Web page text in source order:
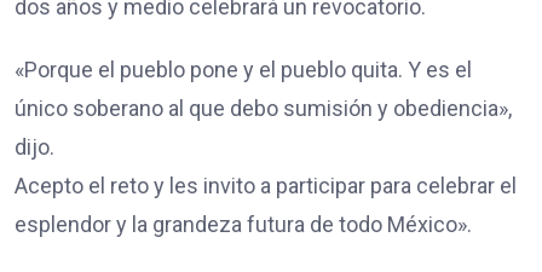
dos años y medio celebrará un revocatorio.
«Porque el pueblo pone y el pueblo quita. Y es el
único soberano al que debo sumisión y obediencia»,
dijo.
Acepto el reto y les invito a participar para celebrar el
esplendor y la grandeza futura de todo México».